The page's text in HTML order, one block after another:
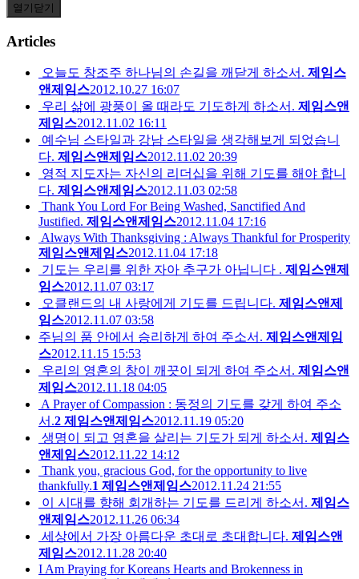
열기 닫기
Articles
오늘도 창조주 하나님의 손길을 깨닫게 하소서. 제임스
앤제임스2012.10.27 16:07
우리 삶에 광풍이 올 때라도 기도하게 하소서. 제임스앤
제임스2012.11.02 16:11
예수님 스타일과 강남 스타일을 생각해보게 되었습니
다. 제임스앤제임스2012.11.02 20:39
영적 지도자는 자신의 리더십을 위해 기도를 해야 합니
다. 제임스앤제임스2012.11.03 02:58
Thank You Lord For Being Washed, Sanctified And
Justified. 제임스앤제임스2012.11.04 17:16
Always With Thanksgiving : Always Thankful for Prosperity
제임스앤제임스2012.11.04 17:18
기도는 우리를 위한 자아 추구가 아닙니다 . 제임스앤제
임스2012.11.07 03:17
오클랜드의 내 사랑에게 기도를 드립니다. 제임스앤제
임스2012.11.07 03:58
주님의 품 안에서 승리하게 하여 주소서. 제임스앤제임
스2012.11.15 15:53
우리의 영혼의 창이 깨끗이 되게 하여 주소서. 제임스앤
제임스2012.11.18 04:05
A Prayer of Compassion : 동정의 기도를 갖게 하여 주소
서.2 제임스앤제임스2012.11.19 05:20
생명이 되고 영혼을 살리는 기도가 되게 하소서. 제임스
앤제임스2012.11.22 14:12
Thank you, gracious God, for the opportunity to live
thankfully.1 제임스앤제임스2012.11.24 21:55
이 시대를 향해 회개하는 기도를 드리게 하소서. 제임스
앤제임스2012.11.26 06:34
세상에서 가장 아름다운 초대로 초대합니다. 제임스앤
제임스2012.11.28 20:40
I Am Praying for Koreans Hearts and Brokenness in